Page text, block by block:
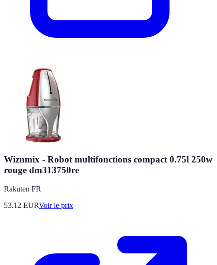
Wiznmix - Robot multifonctions compact 0.75l 250w
rouge dm313750re
Rakuten FR
53.12 EURVoir le prix